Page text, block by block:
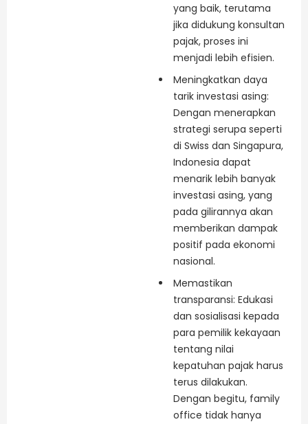
yang baik, terutama
jika didukung konsultan
pajak, proses ini
menjadi lebih efisien.
Meningkatkan daya
tarik investasi asing:
Dengan menerapkan
strategi serupa seperti
di Swiss dan Singapura,
Indonesia dapat
menarik lebih banyak
investasi asing, yang
pada gilirannya akan
memberikan dampak
positif pada ekonomi
nasional.
Memastikan
transparansi: Edukasi
dan sosialisasi kepada
para pemilik kekayaan
tentang nilai
kepatuhan pajak harus
terus dilakukan.
Dengan begitu, family
office tidak hanya